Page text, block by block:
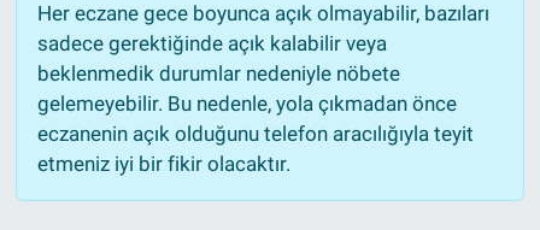
Her eczane gece boyunca açık olmayabilir, bazıları
sadece gerektiğinde açık kalabilir veya
beklenmedik durumlar nedeniyle nöbete
gelemeyebilir. Bu nedenle, yola çıkmadan önce
eczanenin açık olduğunu telefon aracılığıyla teyit
etmeniz iyi bir fikir olacaktır.